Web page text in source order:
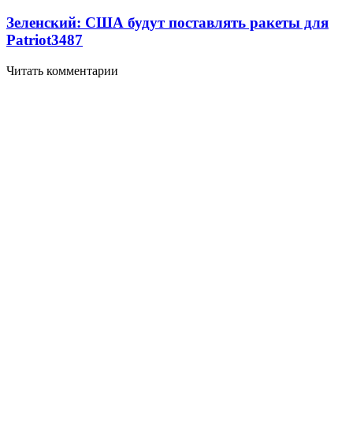
Зеленский: США будут поставлять ракеты для
Patriot3487
Читать комментарии